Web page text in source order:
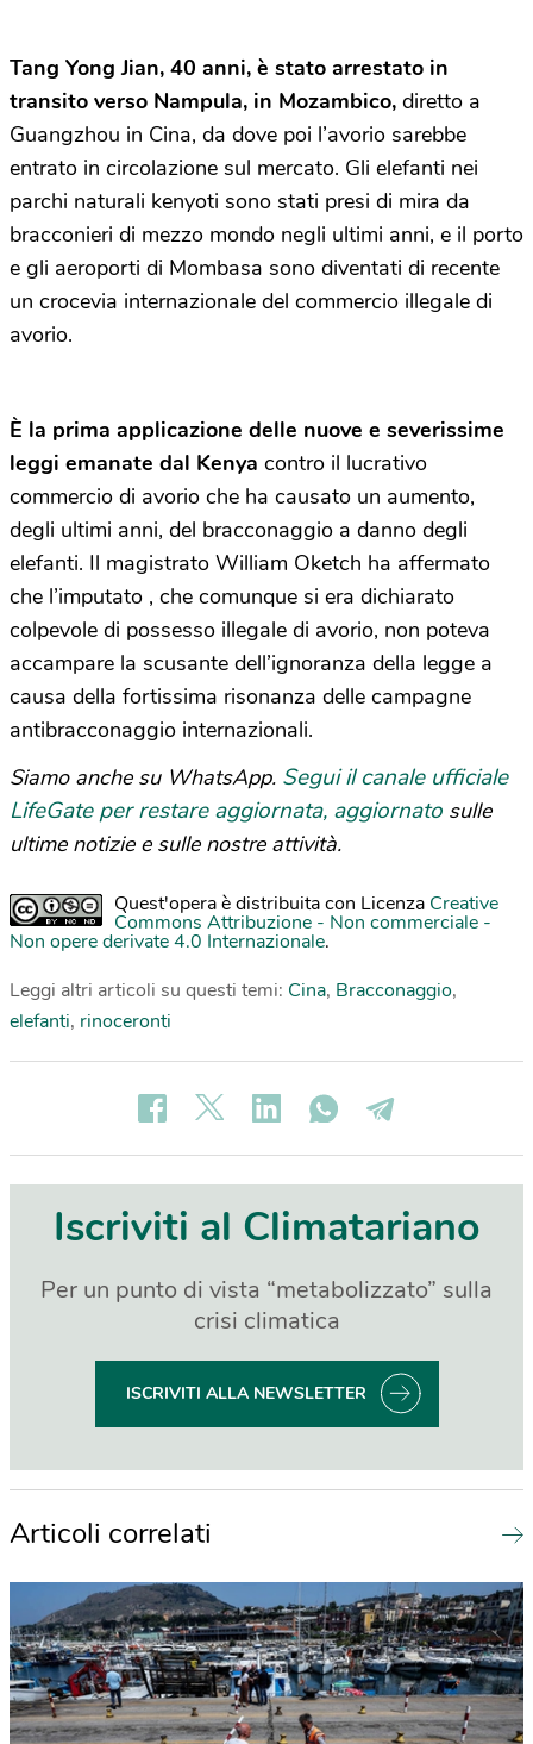
Tang Yong Jian, 40 anni, è stato arrestato in
transito verso Nampula, in Mozambico, diretto a
Guangzhou in Cina, da dove poi l’avorio sarebbe
entrato in circolazione sul mercato. Gli elefanti nei
parchi naturali kenyoti sono stati presi di mira da
bracconieri di mezzo mondo negli ultimi anni, e il porto
e gli aeroporti di Mombasa sono diventati di recente
un crocevia internazionale del commercio illegale di
avorio.
È la prima applicazione delle nuove e severissime
leggi emanate dal Kenya contro il lucrativo
commercio di avorio che ha causato un aumento,
degli ultimi anni, del bracconaggio a danno degli
elefanti. Il magistrato William Oketch ha affermato
che l’imputato , che comunque si era dichiarato
colpevole di possesso illegale di avorio, non poteva
accampare la scusante dell’ignoranza della legge a
causa della fortissima risonanza delle campagne
antibracconaggio internazionali.
Siamo anche su WhatsApp. Segui il canale ufficiale
LifeGate per restare aggiornata, aggiornato sulle
ultime notizie e sulle nostre attività.
Quest'opera è distribuita con Licenza Creative
Commons Attribuzione - Non commerciale -
Non opere derivate 4.0 Internazionale.
Leggi altri articoli su questi temi: Cina, Bracconaggio,
elefanti, rinoceronti
Iscriviti al Climatariano
Per un punto di vista “metabolizzato” sulla
crisi climatica
ISCRIVITI ALLA NEWSLETTER
Articoli correlati